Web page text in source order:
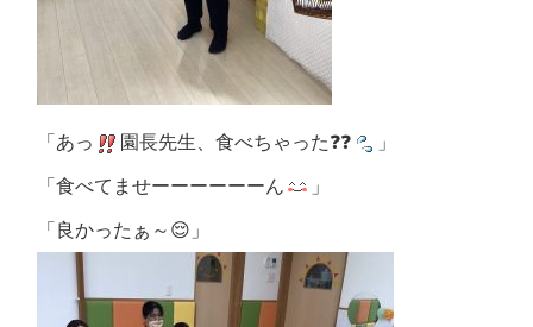
「あっ 園長先生、食べちゃった❓❓ 」
「食べてませーーーーーーん 」
「良かったぁ～😌」